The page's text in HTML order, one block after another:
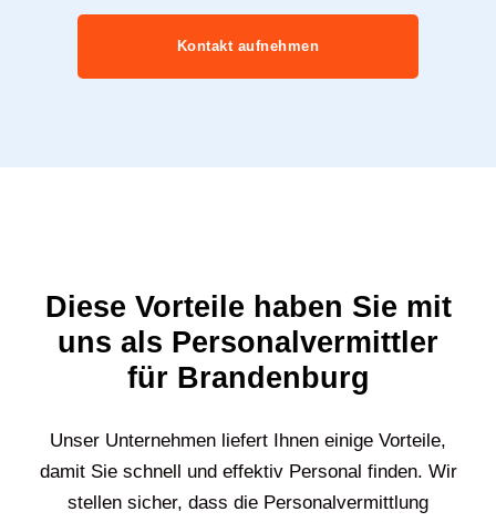
Kontakt aufnehmen
Diese Vorteile haben Sie mit
uns als Personalvermittler
für Brandenburg
Unser Unternehmen liefert Ihnen einige Vorteile,
damit Sie schnell und effektiv Personal finden. Wir
stellen sicher, dass die Personalvermittlung